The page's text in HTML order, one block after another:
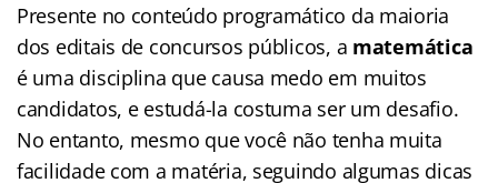
Presente no conteúdo programático da maioria
dos editais de concursos públicos, a matemática
é uma disciplina que causa medo em muitos
candidatos, e estudá-la costuma ser um desafio.
No entanto, mesmo que você não tenha muita
facilidade com a matéria, seguindo algumas dicas